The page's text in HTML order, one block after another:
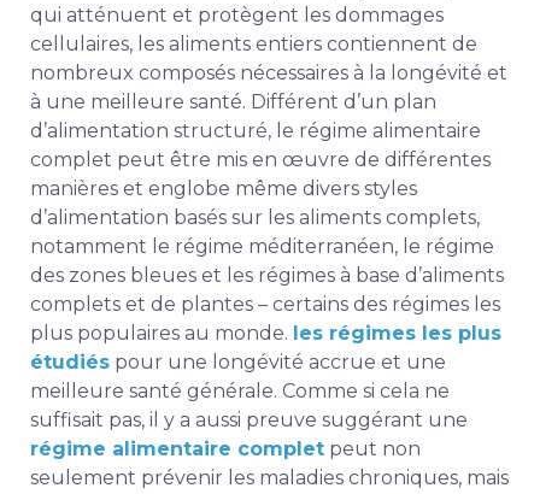
qui atténuent et protègent les dommages
cellulaires, les aliments entiers contiennent de
nombreux composés nécessaires à la longévité et
à une meilleure santé. Différent d’un plan
d’alimentation structuré, le régime alimentaire
complet peut être mis en œuvre de différentes
manières et englobe même divers styles
d’alimentation basés sur les aliments complets,
notamment le régime méditerranéen, le régime
des zones bleues et les régimes à base d’aliments
complets et de plantes – certains des régimes les
plus populaires au monde. les régimes les plus
étudiés pour une longévité accrue et une
meilleure santé générale. Comme si cela ne
suffisait pas, il y a aussi preuve suggérant une
régime alimentaire complet peut non
seulement prévenir les maladies chroniques, mais